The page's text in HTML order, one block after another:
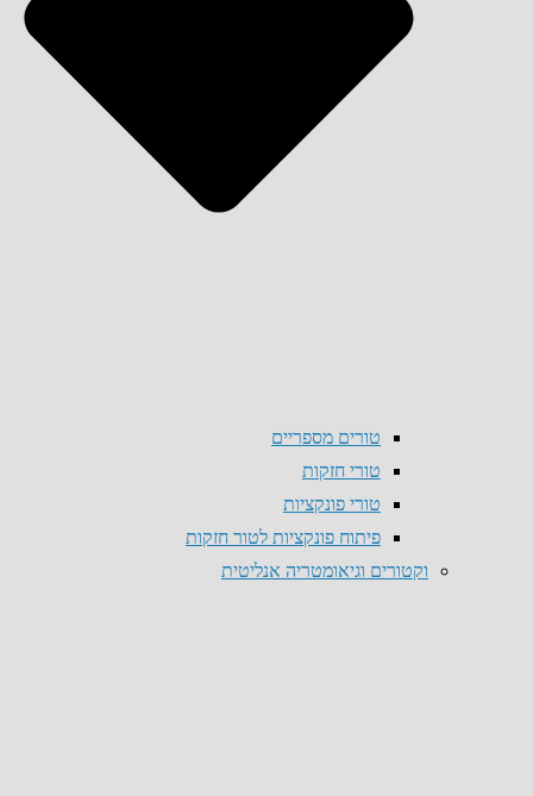
טורים מספריים
טורי חזקות
טורי פונקציות
פיתוח פונקציות לטור חזקות
וקטורים וגיאומטריה אנליטית